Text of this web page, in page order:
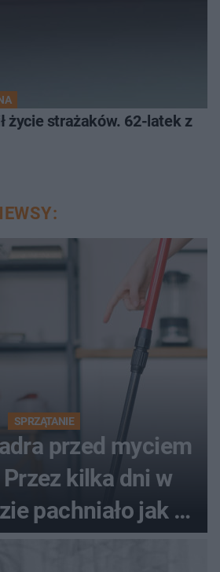
życie strażaków. 62-latek z
SPRZĄTANIE
przed myciem
Przez kilka dni w
pachniało jak w